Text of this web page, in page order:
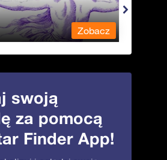
Zobacz
swoją
za pomocą
Finder App!